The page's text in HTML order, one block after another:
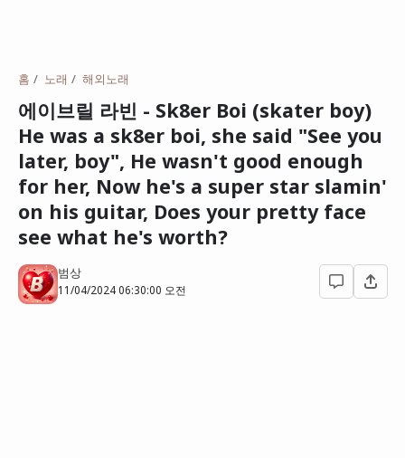
홈 노래 해외노래
에이브릴 라빈 - Sk8er Boi (skater boy)
He was a sk8er boi, she said "See you
later, boy", He wasn't good enough
for her, Now he's a super star slamin'
on his guitar, Does your pretty face
see what he's worth?
범상
11/04/2024 06:30:00 오전